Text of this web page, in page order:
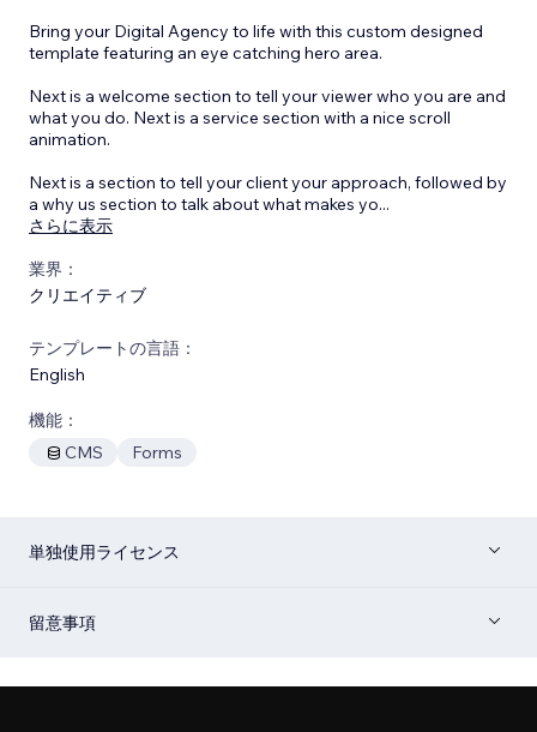
Bring your Digital Agency to life with this custom designed
template featuring an eye catching hero area.
Next is a welcome section to tell your viewer who you are and
what you do. Next is a service section with a nice scroll
animation.
Next is a section to tell your client your approach, followed by
a why us section to talk about what makes yo...
さらに表示
業界：
クリエイティブ
テンプレートの言語：
English
機能：
CMS
Forms
単独使用ライセンス
留意事項